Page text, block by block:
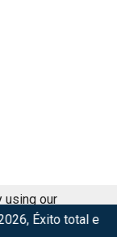
la convención.
using our
Got it